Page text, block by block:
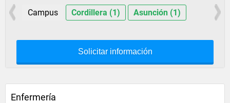
Campus Cordillera (1) Asunción (1)
Solicitar información
Enfermería